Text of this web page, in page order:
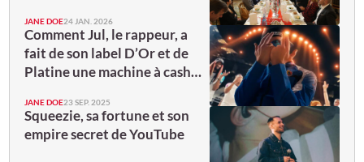
JANE DOE24 JAN. 2026
Comment Jul, le rappeur, a
fait de son label D’Or et de
Platine une machine à cash…
JANE DOE23 SEP. 2025
Squeezie, sa fortune et son
empire secret de YouTube